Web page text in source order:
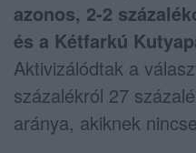
azonos, 2-2
és a Kétfarkú
Aktivizálódtak a
százalékról 27
aránya, akiknek